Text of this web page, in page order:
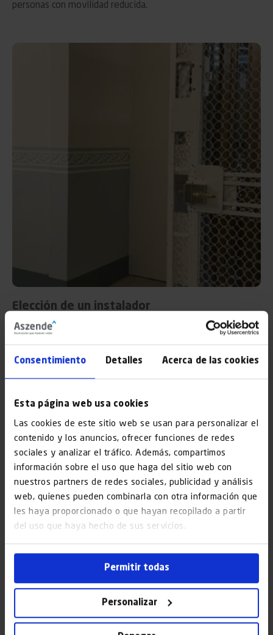
Consentimiento Detalles Acerca de las cookies
Esta página web usa cookies
Las cookies de este sitio web se usan para personalizar el
contenido y los anuncios, ofrecer funciones de redes
sociales y analizar el tráfico. Además, compartimos
información sobre el uso que haga del sitio web con
nuestros partners de redes sociales, publicidad y análisis
web, quienes pueden combinarla con otra información que
les haya proporcionado o que hayan recopilado a partir
del uso que haya hecho de sus servicios.
Permitir todas
Personalizar
personas con movilidad reducida.
Elección de un instalador
Finalmente, a la hora de instalar un ascensor en un edificio,
experiencia y una reputación sólidaque garanticen
el éxito del proyecto. Además, muchas empresas dedicadas
a ello suelen ofrecer también el mantenimiento de los
tiempo.
En este escenario, la empresa Aszende
destaca por su
amplia experiencia y trayectoria en el sector,
ofreciendo servicios especializados que abarcan desde la
consultoría inicial hasta la puesta en marcha y el
mantenimiento continuo de los ascensores. Se distingue
por su compromiso con la calidad y la eficiencia y por contar
con equipos técnicos con los conocimientos necesarios para
adaptarse a las necesidades específicas de cada edificio.
Finalmente, podemos destacar que Aszendeofrece